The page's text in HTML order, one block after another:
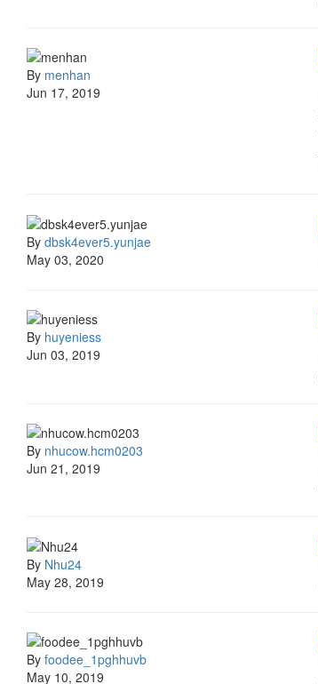
By menhan
Jun 17, 2019
By dbsk4ever5.yunjae
May 03, 2020
By huyeniess
Jun 03, 2019
By nhucow.hcm0203
Jun 21, 2019
By Nhu24
May 28, 2019
By foodee_1pghhuvb
May 10, 2019